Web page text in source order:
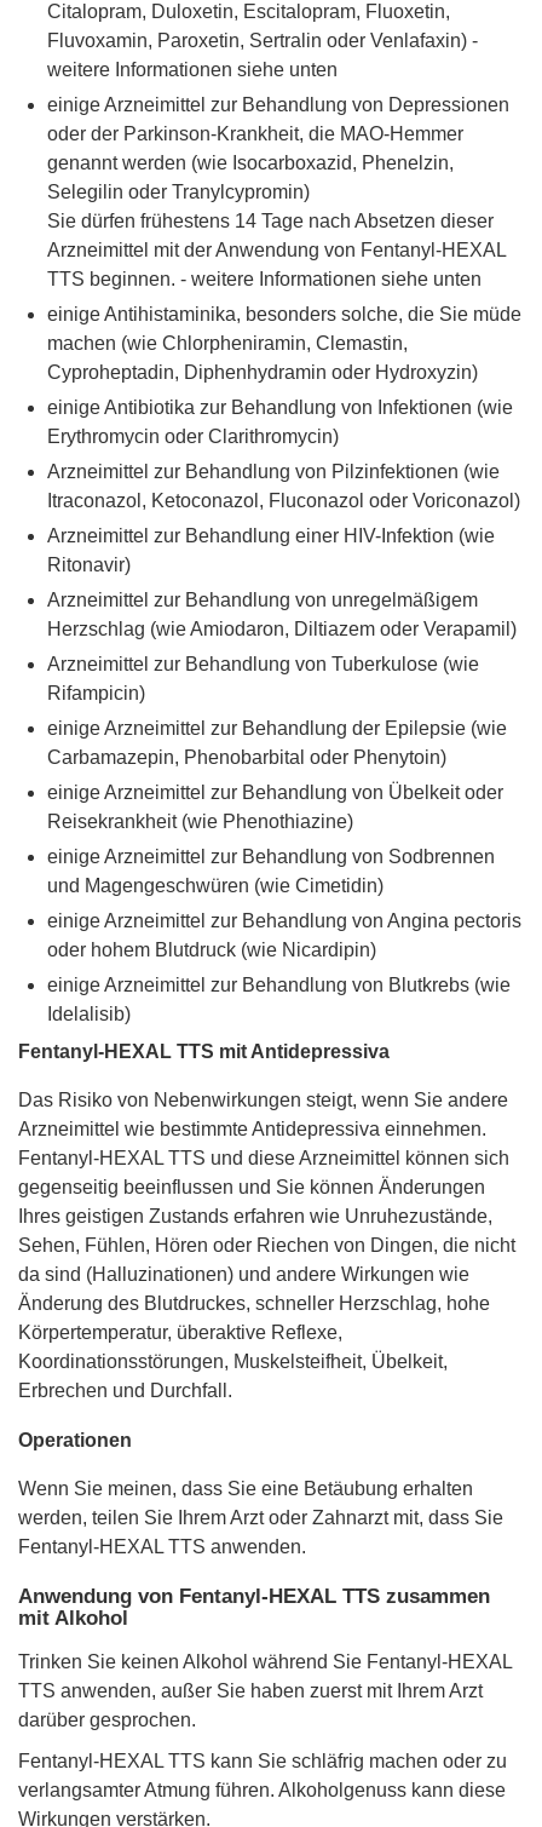
Citalopram, Duloxetin, Escitalopram, Fluoxetin,
Fluvoxamin, Paroxetin, Sertralin oder Venlafaxin) -
weitere Informationen siehe unten
einige Arzneimittel zur Behandlung von Depressionen
oder der Parkinson-Krankheit, die MAO-Hemmer
genannt werden (wie Isocarboxazid, Phenelzin,
Selegilin oder Tranylcypromin)
Sie dürfen frühestens 14 Tage nach Absetzen dieser
Arzneimittel mit der Anwendung von Fentanyl-HEXAL
TTS beginnen. - weitere Informationen siehe unten
einige Antihistaminika, besonders solche, die Sie müde
machen (wie Chlorpheniramin, Clemastin,
Cyproheptadin, Diphenhydramin oder Hydroxyzin)
einige Antibiotika zur Behandlung von Infektionen (wie
Erythromycin oder Clarithromycin)
Arzneimittel zur Behandlung von Pilzinfektionen (wie
Itraconazol, Ketoconazol, Fluconazol oder Voriconazol)
Arzneimittel zur Behandlung einer HIV-Infektion (wie
Ritonavir)
Arzneimittel zur Behandlung von unregelmäßigem
Herzschlag (wie Amiodaron, Diltiazem oder Verapamil)
Arzneimittel zur Behandlung von Tuberkulose (wie
Rifampicin)
einige Arzneimittel zur Behandlung der Epilepsie (wie
Carbamazepin, Phenobarbital oder Phenytoin)
einige Arzneimittel zur Behandlung von Übelkeit oder
Reisekrankheit (wie Phenothiazine)
einige Arzneimittel zur Behandlung von Sodbrennen
und Magengeschwüren (wie Cimetidin)
einige Arzneimittel zur Behandlung von Angina pectoris
oder hohem Blutdruck (wie Nicardipin)
einige Arzneimittel zur Behandlung von Blutkrebs (wie
Idelalisib)
Fentanyl-HEXAL TTS mit Antidepressiva
Das Risiko von Nebenwirkungen steigt, wenn Sie andere
Arzneimittel wie bestimmte Antidepressiva einnehmen.
Fentanyl-HEXAL TTS und diese Arzneimittel können sich
gegenseitig beeinflussen und Sie können Änderungen
Ihres geistigen Zustands erfahren wie Unruhezustände,
Sehen, Fühlen, Hören oder Riechen von Dingen, die nicht
da sind (Halluzinationen) und andere Wirkungen wie
Änderung des Blutdruckes, schneller Herzschlag, hohe
Körpertemperatur, überaktive Reflexe,
Koordinationsstörungen, Muskelsteifheit, Übelkeit,
Erbrechen und Durchfall.
Operationen
Wenn Sie meinen, dass Sie eine Betäubung erhalten
werden, teilen Sie Ihrem Arzt oder Zahnarzt mit, dass Sie
Fentanyl-HEXAL TTS anwenden.
Anwendung von Fentanyl-HEXAL TTS zusammen
mit Alkohol
Trinken Sie keinen Alkohol während Sie Fentanyl-HEXAL
TTS anwenden, außer Sie haben zuerst mit Ihrem Arzt
darüber gesprochen.
Fentanyl-HEXAL TTS kann Sie schläfrig machen oder zu
verlangsamter Atmung führen. Alkoholgenuss kann diese
Wirkungen verstärken.